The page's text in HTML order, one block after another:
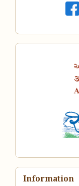
Information